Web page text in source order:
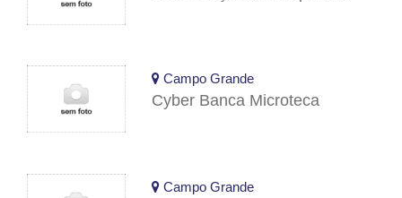
Campo Grande
Cyber Banca Microteca
Campo Grande